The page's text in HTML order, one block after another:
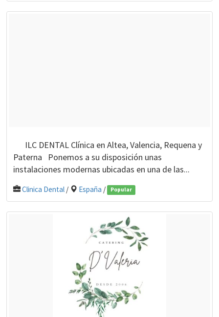
ILC DENTAL Clínica en Altea, Valencia, Requena y
Paterna Ponemos a su disposición unas
instalaciones modernas ubicadas en una de las...
Clinica Dental/ España / Popular